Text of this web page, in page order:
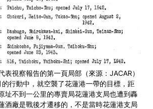
表視察報告的第一頁局部（來源：JACAR）
行動中，就空襲了花蓮港一帶的目標，距
址不到一公里的專賣局花蓮港支局也遭到轟
酒廠是戰後才遷移的，不是當時花蓮港支局